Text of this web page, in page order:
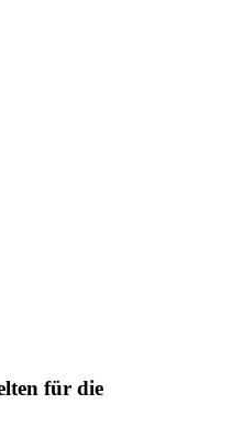
für die